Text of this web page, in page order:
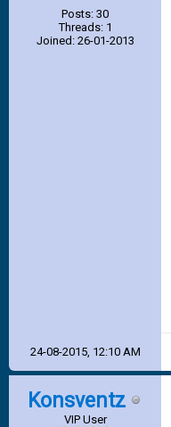
Posts: 30
Threads: 1
Joined: 26-01-2013
24-08-2015, 12:10 AM
Konsventz
VIP User